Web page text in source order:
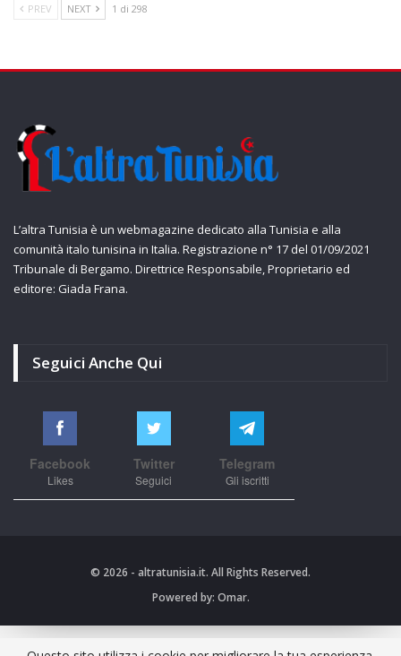
PREV NEXT 1 di 298
L’altra Tunisia è un webmagazine dedicato alla Tunisia e alla
comunità italo tunisina in Italia. Registrazione n° 17 del 01/09/2021
Tribunale di Bergamo. Direttrice Responsabile, Proprietario ed
editore: Giada Frana.
Seguici Anche Qui
Facebook
Likes
Twitter
Seguici
Telegram
Gli iscritti
© 2026 - altratunisia.it. All Rights Reserved.
Powered by: Omar.